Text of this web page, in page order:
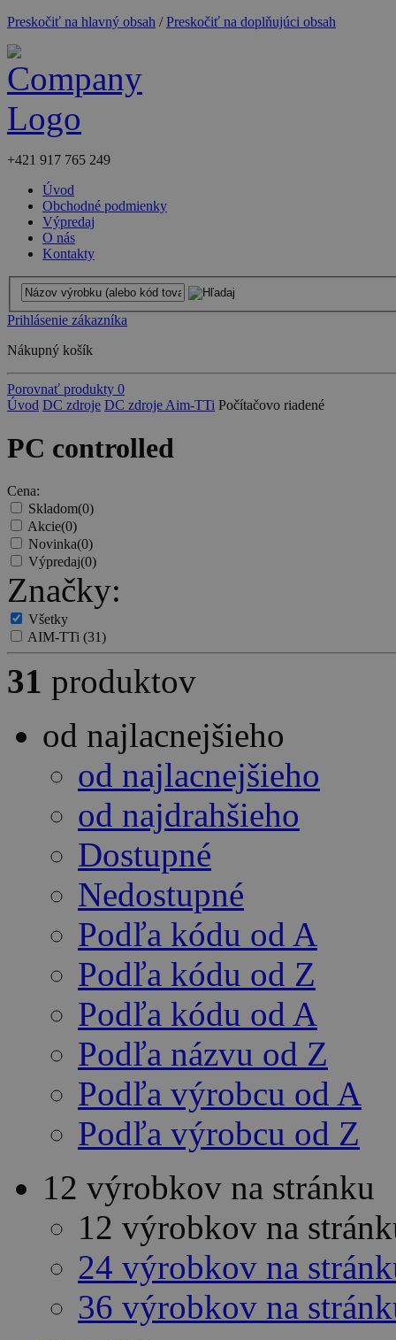
Preskočiť na hlavný obsah /Preskočiť na doplňujúci obsah
+421 917 765 249
Úvod
Obchodné podmienky
Výpredaj
O nás
Kontakty
Prihlásenie zákazníka
Nákupný košík
Porovnať produkty 0
Úvod DC zdroje DC zdroje Aim-TTi Počítačovo riadené
PC controlled
Cena:
Skladom(0)
Akcie(0)
Novinka(0)
Výpredaj(0)
Značky:
Všetky
AIM-TTi (31)
31 produktov
od najlacnejšieho
od najlacnejšieho
od najdrahšieho
Dostupné
Nedostupné
Podľa kódu od A
Podľa kódu od Z
Podľa kódu od A
Podľa názvu od Z
Podľa výrobcu od A
Podľa výrobcu od Z
12 výrobkov na stránku
12 výrobkov na
24 výrobkov na
36 výrobkov na